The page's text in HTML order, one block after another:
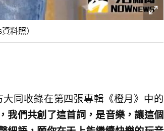
料照）
同收錄在第四張專輯《橙月》中的
我們共創了這首詞，是音樂，讓這個